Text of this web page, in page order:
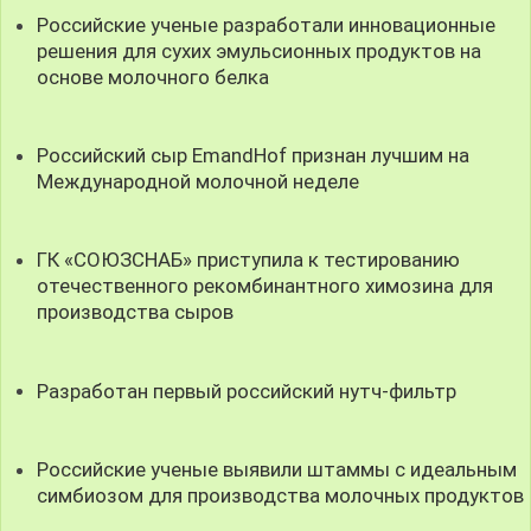
Российские ученые разработали инновационные
решения для сухих эмульсионных продуктов на
основе молочного белка
Российский сыр EmandHof признан лучшим на
Международной молочной неделе
ГК «СОЮЗСНАБ» приступила к тестированию
отечественного рекомбинантного химозина для
производства сыров
Разработан первый российский нутч-фильтр
Российские ученые выявили штаммы с идеальным
симбиозом для производства молочных продуктов